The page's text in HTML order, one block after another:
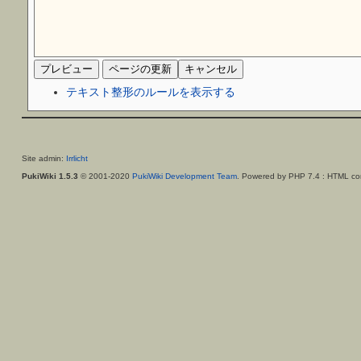
テキスト整形のルールを表示する
Site admin: Irrlicht
PukiWiki 1.5.3 © 2001-2020 PukiWiki Development Team. Powered by PHP 7.4 : HTML